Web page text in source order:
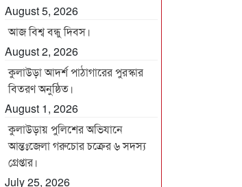
August 5, 2026
আজ বিশ্ব বন্ধু দিবস।
August 2, 2026
কুলাউড়া আদর্শ পাঠাগারের পুরস্কার
বিতরণ অনুষ্ঠিত।
August 1, 2026
কুলাউড়ায় পুলিশের অভিযানে
আন্তঃজেলা গরুচোর চক্রের ৬ সদস্য
গ্রেপ্তার।
July 25, 2026